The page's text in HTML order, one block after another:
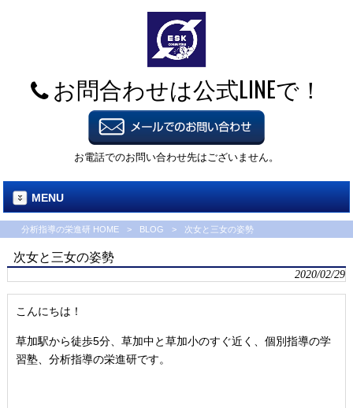
お問合わせは公式LINEで！
お電話でのお問い合わせ先はございません。
MENU
分析指導の栄進研 HOME > BLOG > 次女と三女の姿勢
次女と三女の姿勢
2020/02/29
こんにちは！
草加駅から徒歩5分、草加中と草加小のすぐ近く、個別指導の学
習塾、分析指導の栄進研です。